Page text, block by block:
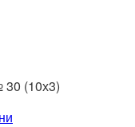
30 (10х3)